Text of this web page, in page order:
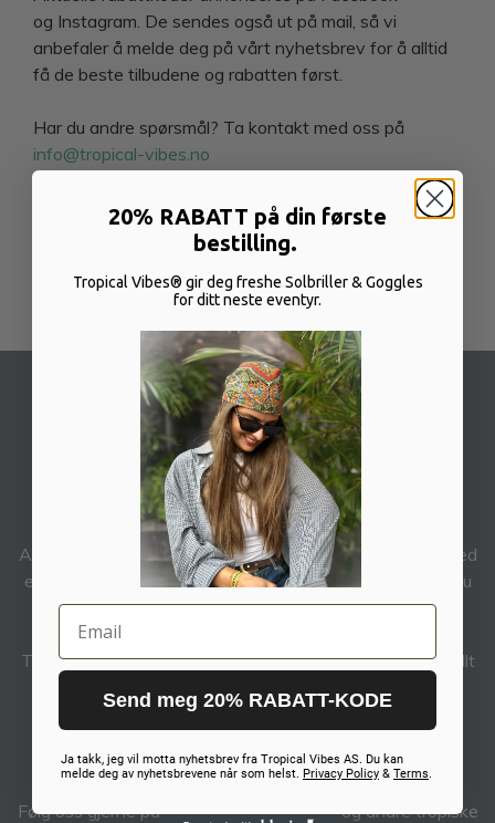
og Instagram. De sendes også ut på mail, så vi
anbefaler å melde deg på vårt nyhetsbrev for å alltid
få de beste tilbudene og rabatten først.
Har du andre spørsmål? Ta kontakt med oss på
info@tropical-vibes.no
TROPICAL VIBES AS
Do you feel the VIBE?
Tropical Vibes® er en norsk merkevare som holder til i
vakre Hemsedal. Vi lager Goggles, Solbriller og
Accessories til deg som liker å nyte livet! Alt designes med
en touch av
GLAM,slik at du kan føle deg fresh enten du
er i fjellet eller i byen.
Tropical Vibes® handler om å gjøre det du elsker, leve fullt
hvert øyeblikk!
| FOLLOW YOUR PASSION |
Følg oss gjerne på Instagram for nyheter og andre tropiske
20% RABATT på din første
bestilling.
Tropical Vibes® gir deg freshe Solbriller & Goggles
for ditt neste eventyr.
Email
Send meg 20% RABATT-KODE
Ja takk, jeg vil motta nyhetsbrev fra Tropical Vibes AS. Du kan
melde deg av nyhetsbrevene når som helst. Privacy Policy & Terms.